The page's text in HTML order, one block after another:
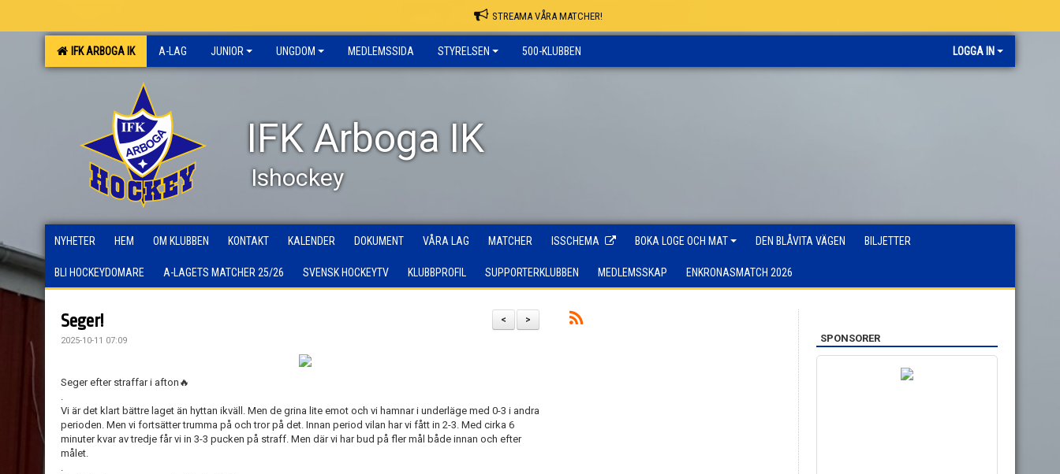
STREAMA VÅRA MATCHER!
IFK ARBOGA IK A-LAG JUNIOR UNGDOM MEDLEMSSIDA STYRELSEN 500-KLUBBEN LOGGA IN
IFK Arboga IK
Ishockey
NYHETER HEM OM KLUBBEN KONTAKT KALENDER DOKUMENT VÅRA LAG MATCHER ISSCHEMA BOKA LOGE OCH MAT DEN BLÅVITA VÄGEN BILJETTER
BLI HOCKEYDOMARE A-LAGETS MATCHER 25/26 SVENSK HOCKEYTV KLUBBPROFIL SUPPORTERKLUBBEN MEDLEMSSKAP ENKRONASMATCH 2026
>
<
Seger!
2025-10-11 07:09
Seger efter straffar i afton🔥
.
Vi är det klart bättre laget än hyttan ikväll. Men de grina lite emot och vi hamnar i underläge med 0-3 i andra
perioden. Men vi fortsätter trumma på och tror på det. Innan period vilan har vi fått in 2-3. Med cirka 6
minuter kvar av tredje får vi in 3-3 pucken på straff. Men där vi har bud på fler mål både innan och efter
målet.
.
SPONSORER